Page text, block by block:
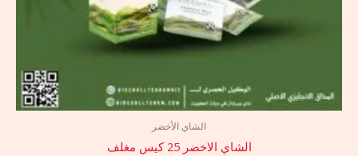
الشاي الأخضر
الشاي الاخضر 25 كيس مغلف